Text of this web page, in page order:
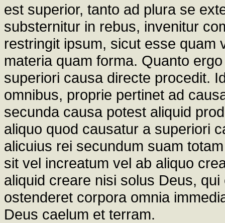
est superior, tanto ad plura se
substernitur in rebus, invenitur
restringit ipsum, sicut esse quam
materia quam forma. Quanto
superiori causa directe procedit.
omnibus, proprie pertinet ad
secunda causa potest aliquid
aliquo quod causatur a superiori
alicuius rei secundum suam
sit vel increatum vel ab aliquo
aliquid creare nisi solus Deus,
ostenderet corpora omnia
Deus caelum et terram.